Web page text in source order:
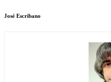
José Escribano